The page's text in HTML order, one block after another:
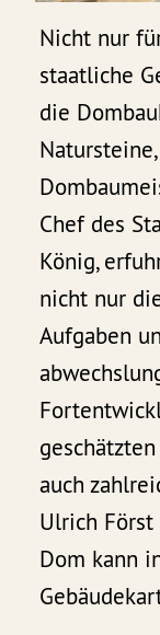
Nicht nur
staatliche
die
Chef des
König,
nicht nur
Aufgaben
auch
Ulrich Först
Dom kann